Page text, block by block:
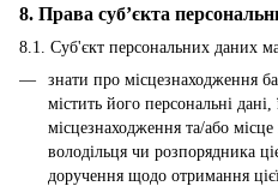
8. Права суб’єкта
8.1. Суб'єкт персональних даних
знати про місцезнаходження
містить його персональні
місцезнаходження та/або
володільця чи розпорядника
доручення щодо отримання